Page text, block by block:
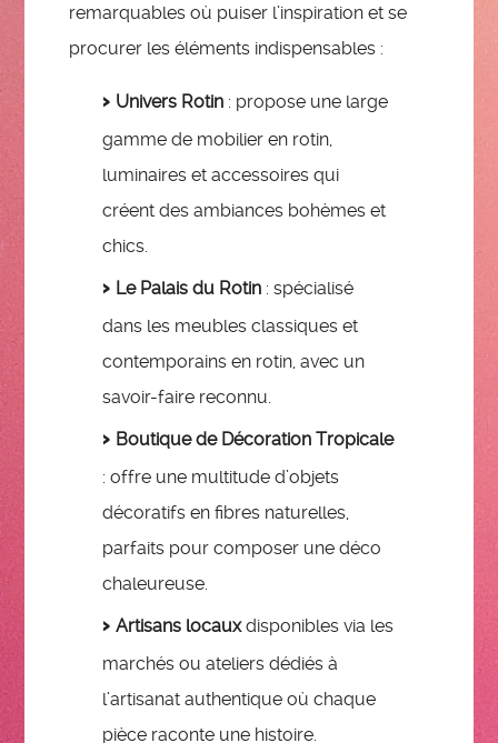
remarquables où puiser l’inspiration et se
procurer les éléments indispensables :
Univers Rotin : propose une large
gamme de mobilier en rotin,
luminaires et accessoires qui
créent des ambiances bohèmes et
chics.
Le Palais du Rotin : spécialisé
dans les meubles classiques et
contemporains en rotin, avec un
savoir-faire reconnu.
Boutique de Décoration Tropicale
: offre une multitude d’objets
décoratifs en fibres naturelles,
parfaits pour composer une déco
chaleureuse.
Artisans locauxdisponibles via les
marchés ou ateliers dédiés à
l’artisanat authentique où chaque
pièce raconte une histoire.